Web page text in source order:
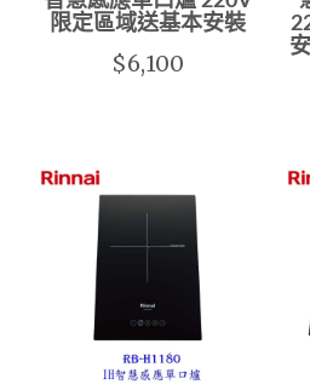
限定區域送基本安裝
$6,100